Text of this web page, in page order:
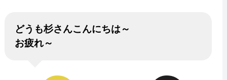
どうも杉さんこんにちは～
お疲れ～